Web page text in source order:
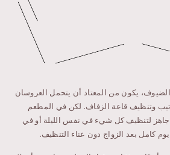
الضيوف، يكون من المعتاد أن يتحمل العروسان
وتنظيف قاعة الزفاف. لكن في المطعم
جاهز لتنظيف كل شيء في نفس الليلة أو في
يوم كامل بعد الزواج دون عناء التنظيف.